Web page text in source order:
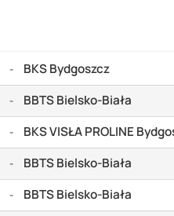
- BKS Bydgoszcz
- BBTS Bielsko-Biała
- BKS VISŁA PROLINE
- BBTS Bielsko-Biała
- BBTS Bielsko-Biała